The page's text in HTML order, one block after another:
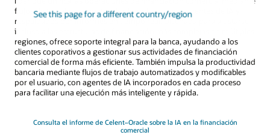
See this page for a different country/region
flujos de trabajo automatizados impulsados por agentes de IA y
respaldados por informes en tiempo real. Diseñada para ajustarse
incluso a las estructuras de financiación más complejas en múltiples
regiones, ofrece soporte integral para la banca, ayudando a los
clientes coporativos a gestionar sus actividades de financiación
comercial de forma más eficiente. También impulsa la productividad
bancaria mediante flujos de trabajo automatizados y modificables
por el usuario, con agentes de IA incorporados en cada proceso
para facilitar una ejecución más inteligente y rápida.
Consulta el informe de Celent–Oracle sobre la IA en la financiación
comercial